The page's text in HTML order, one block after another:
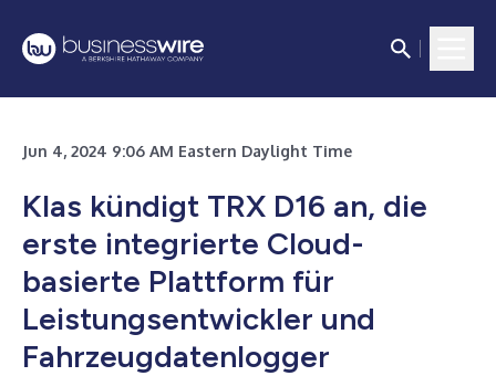
Jun 4, 2024 9:06 AM Eastern Daylight Time
Klas kündigt TRX D16 an, die
erste integrierte Cloud-
basierte Plattform für
Leistungsentwickler und
Fahrzeugdatenlogger